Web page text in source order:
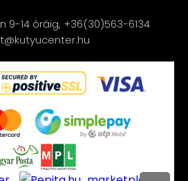
9-14 óráig, +36(30)563-6134